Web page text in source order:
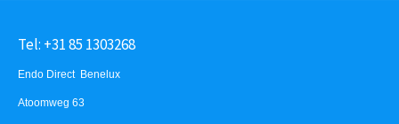
Tel: +31 85 1303268
Endo Direct Benelux
Atoomweg 63